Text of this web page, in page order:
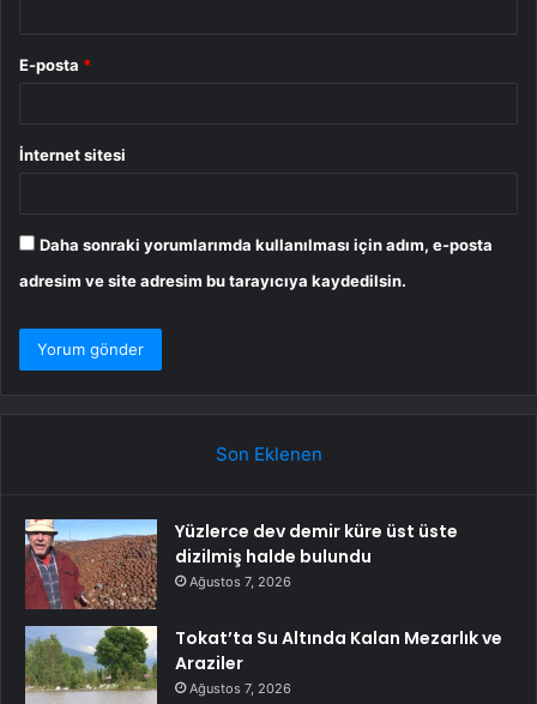
E-posta *
İnternet sitesi
Daha sonraki yorumlarımda kullanılması için adım, e-posta
adresim ve site adresim bu tarayıcıya kaydedilsin.
Son Eklenen
Yüzlerce dev demir küre üst üste
dizilmiş halde bulundu
Ağustos 7, 2026
Tokat’ta Su Altında Kalan Mezarlık ve
Araziler
Ağustos 7, 2026